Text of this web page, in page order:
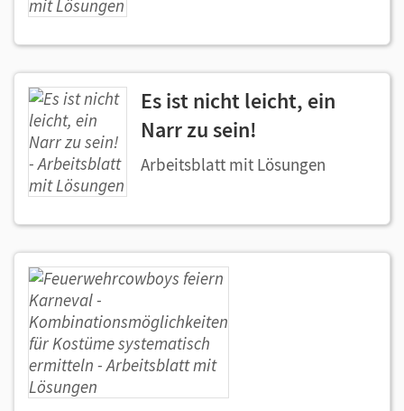
Es ist nicht leicht, ein
Narr zu sein!
Arbeitsblatt mit Lösungen